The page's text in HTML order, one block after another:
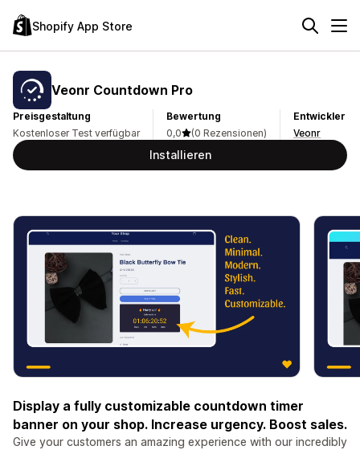
Shopify App Store
Veonr Countdown Pro
Preisgestaltung
Kostenloser Test verfügbar
Bewertung
0,0
(0 Rezensionen)
Entwickler
Veonr
Installieren
Display a fully customizable countdown timer
banner on your shop. Increase urgency. Boost sales.
Give your customers an amazing experience with our incredibly